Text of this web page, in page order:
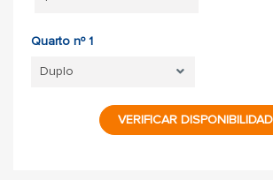
Quarto nº 1
VERIFICAR